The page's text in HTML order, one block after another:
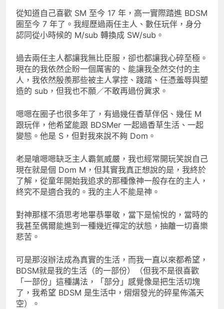
從知道自己喜歡 SM 至今 17 年，高一實際踏進 BDSM
圈至今 7 年了。我經歷過兩任主人、數任玩伴，身分
認同從小時候的 M/sub 轉換成 SW/sub。
過去兩任主人都讓我無比臣服，卻也都讓我心碎至極。
現在的我依然企盼一個厲害的、能讓我全然交付的主
人，我依然殷羨那些被主人掌控、踐踏、任憑羞辱與塑
造的 sub，但我也不願／不敢再過份冀求。
嗯嗯在圈子也很多年了，有過幾任香草伴侶、幾任 M
跟玩伴，他希望能跟 BDSMer 一起過香草生活、一起
變態。他是 S，但對我來說不夠 Dom。
老是嗆嗯嗯缺乏主人霸氣威嚴，我也經常開玩笑說自己
現在就是個 Dom M，但其實我真正想說的是，我終於
了解，從童年開始我追求的那種像神一般存在的主人，
終究不是適合我的。我的主人不能是神。
對神那樣不須思考地畢恭畢敬，當下是愉悅的，當時的
我甚至偶爾能進到一種幾近禪定的狀態，抽離一切喜樂
悲苦。
可是那沒辦法成為真實的生活，而我一直以來都希望，
BDSM就是我的生活（的一部份）（但我不是很喜歡
「一部份」這種講法，「部分」感覺像是把生活切塊
了，我希望 BDSM 是生活中，熠熠發光的碎星佈滿天
空）。